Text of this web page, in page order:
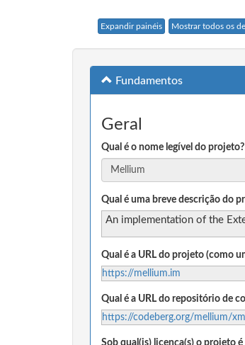
Expandir painéis Mostrar todos os
Fundamentos
Geral
Qual é o nome legível do projeto?
Qual é uma breve descrição do
An implementation of the
Qual é a URL do projeto (como
https://mellium.im
Qual é a URL do repositório de
https://codeberg.org/mellium/
Sob qual(is) licença(s) o projeto